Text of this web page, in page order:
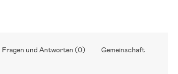
Fragen und Antworten (0) Gemeinschaft